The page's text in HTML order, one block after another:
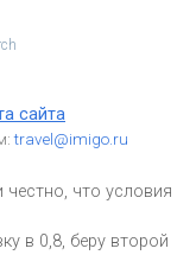
сайта
travel@imigo.ru
честно, что условия
в 0,8, беру второй